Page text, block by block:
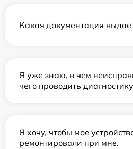
Какая документация
Я уже знаю, в чем
чего проводить
Я хочу, чтобы мое
ремонтировали при мне.